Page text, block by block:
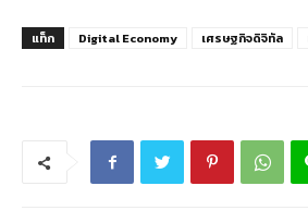
แท็ก Digital Economy เศรษฐกิจดิจิทัล